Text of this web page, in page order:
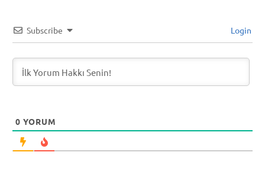
Subscribe Login
0 YORUM